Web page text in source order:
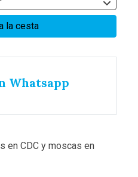
la cesta
Whatsapp
en CDC y moscas en